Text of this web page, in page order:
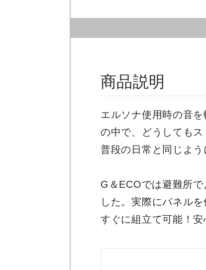
商品説明
エルソナ使用時の音
の中で、どうしても
普段の日常と同じよう
G＆ECOでは避難所
した。実際にパネル
すぐに組立て可能！安